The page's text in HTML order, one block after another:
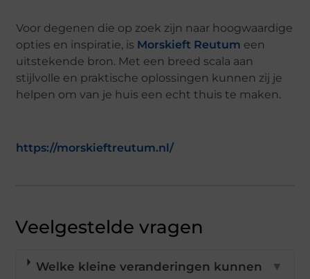
Voor degenen die op zoek zijn naar hoogwaardige
opties en inspiratie, is Morskieft Reutum een
uitstekende bron. Met een breed scala aan
stijlvolle en praktische oplossingen kunnen zij je
helpen om van je huis een echt thuis te maken.
https://morskieftreutum.nl/
Veelgestelde vragen
Welke kleine veranderingen kunnen
▼